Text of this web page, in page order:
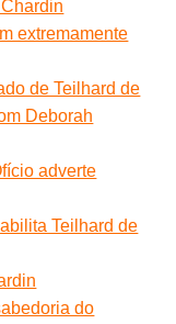
extremamente
de Teilhard de
Deborah
adverte
Teilhard de
do